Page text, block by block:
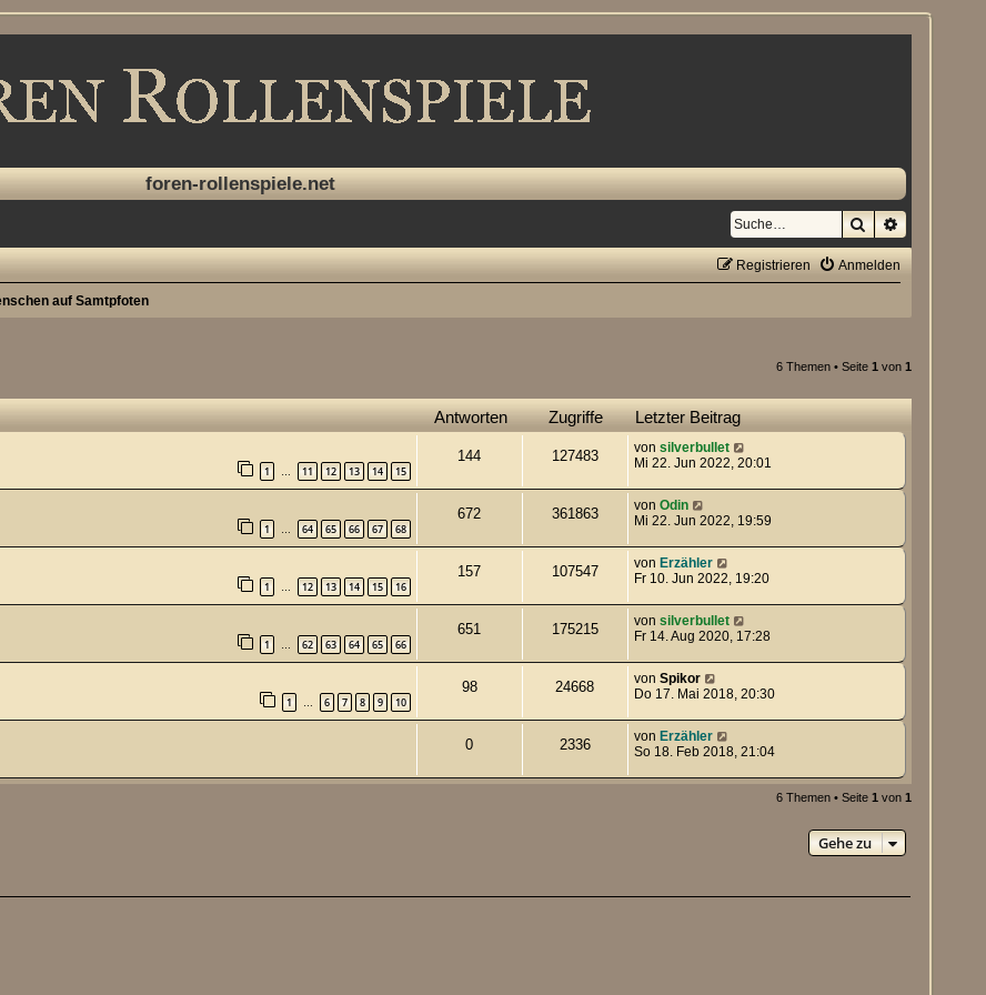
foren-rollenspiele.net
SucheErweiterte
Anmelden
Registrieren
auf Samtpfoten
6 Themen • Seite 1 von 1
Antworten Zugriffe Letzter Beitrag
1 11 12 13 14 15
144 127483 von silverbullet
Mi 22. Jun 2022, 20:01
1 64 65 66 67 68
672 361863 von Odin
Mi 22. Jun 2022, 19:59
1 12 13 14 15 16
157 107547 von Erzähler
Fr 10. Jun 2022, 19:20
1 62 63 64 65 66
651 175215 von silverbullet
Fr 14. Aug 2020, 17:28
1 6 7 8 9 10
98 24668 von Spikor
Do 17. Mai 2018, 20:30
0 2336 von Erzähler
So 18. Feb 2018, 21:04
6 Themen • Seite 1 von 1
Gehe zu